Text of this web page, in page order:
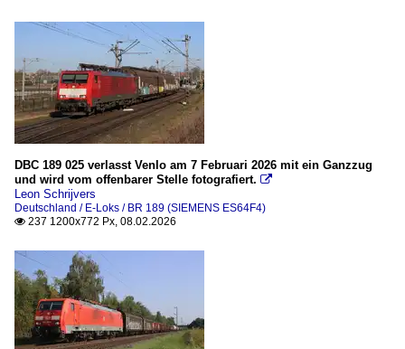
DBC 189 025 verlasst Venlo am 7 Februari 2026 mit ein Ganzzug
und wird vom offenbarer Stelle fotografiert. 
Leon Schrijvers
Deutschland / E-Loks / BR 189 (SIEMENS ES64F4)
 237 1200x772 Px, 08.02.2026